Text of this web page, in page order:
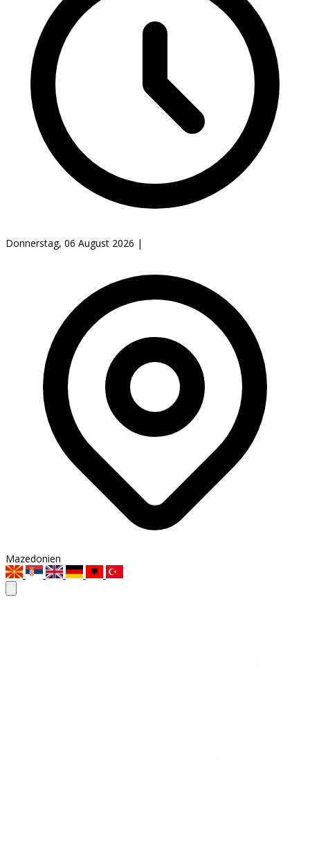
Donnerstag, 06 August 2026 |
Mazedonien